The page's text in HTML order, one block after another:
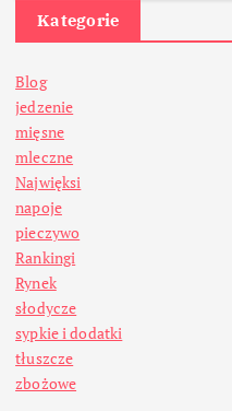
Kategorie
Blog
jedzenie
mięsne
mleczne
Najwięksi
napoje
pieczywo
Rankingi
Rynek
słodycze
sypkie i dodatki
tłuszcze
zbożowe